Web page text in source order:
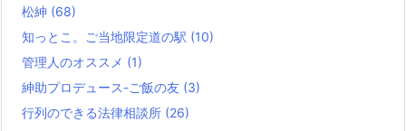
松紳 (68)
知っとこ。ご当地限定道の駅 (10)
管理人のオススメ (1)
紳助プロデュース-ご飯の友 (3)
行列のできる法律相談所 (26)